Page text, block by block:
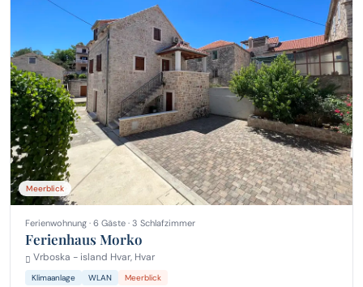
Meerblick
Ferienwohnung · 6 Gäste · 3 Schlafzimmer
Ferienhaus Morko
Vrboska - island Hvar, Hvar
Klimaanlage WLAN Meerblick